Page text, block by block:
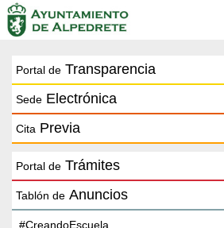
Portal de Transparencia
Sede Electrónica
Cita Previa
Portal de Trámites
Tablón de Anuncios